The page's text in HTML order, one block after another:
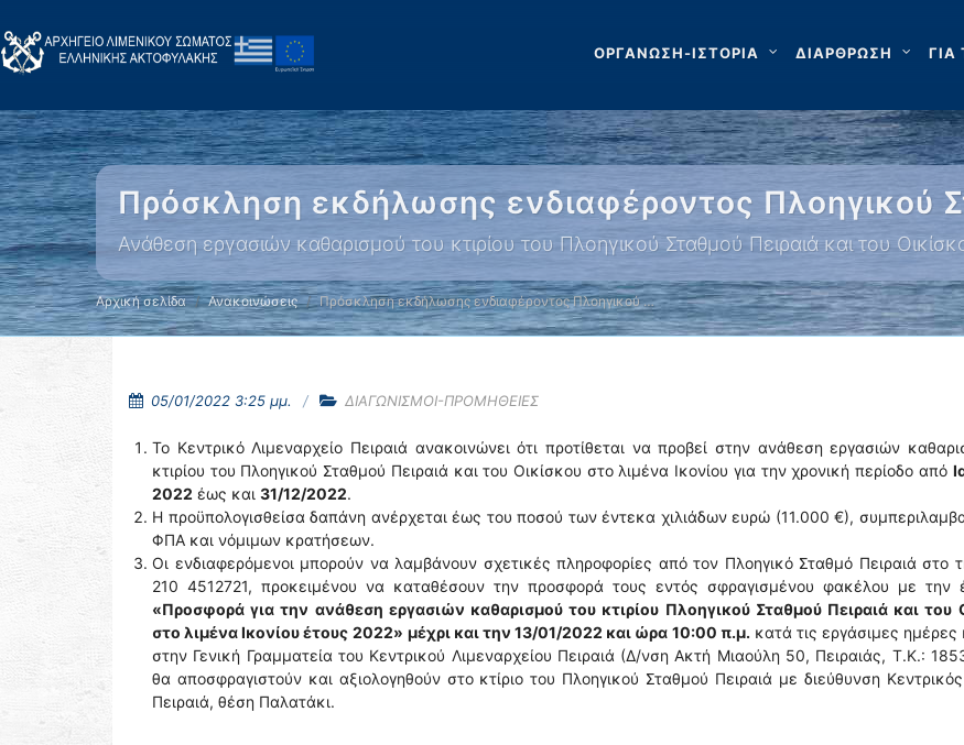
ΟΡΓΑΝΩΣΗ-ΙΣΤΟΡΙΑ ΔΙΑΡΘΡΩΣΗ ΓΙΑ
Πρόσκληση εκδήλωσης ενδιαφέροντος Πλοηγικού
Ανάθεση εργασιών καθαρισμού του κτιρίου του Πλοηγικού Σταθμού Πειραιά και του
Αρχική σελίδα Ανακοινώσεις Πρόσκληση εκδήλωσης ενδιαφέροντος Πλοηγικού …
05/01/2022 3:25 μμ. ΔΙΑΓΩΝΙΣΜΟΙ-ΠΡΟΜΗΘΕΙΕΣ
Το Κεντρικό Λιμεναρχείο Πειραιά ανακοινώνει ότι προτίθεται να προβεί στην ανάθεση εργασιών
κτιρίου του Πλοηγικού Σταθμού Πειραιά και του Οικίσκου στο λιμένα Ικονίου για την χρονική περίοδο από
2022 έως και 31/12/2022.
Η προϋπολογισθείσα δαπάνη ανέρχεται έως του ποσού των έντεκα χιλιάδων ευρώ (11.000 €),
ΦΠΑ και νόμιμων κρατήσεων.
Οι ενδιαφερόμενοι μπορούν να λαμβάνουν σχετικές πληροφορίες από τον Πλοηγικό Σταθμό Πειραιά στο
210 4512721, προκειμένου να καταθέσουν την προσφορά τους εντός σφραγισμένου φακέλου με την
«Προσφορά για την ανάθεση εργασιών καθαρισμού του κτιρίου Πλοηγικού Σταθμού Πειραιά και του
στο λιμένα Ικονίου έτους 2022» μέχρι και την 13/01/2022 και ώρα 10:00 π.μ. κατά τις εργάσιμες ημέρες
στην Γενική Γραμματεία του Κεντρικού Λιμεναρχείου Πειραιά (Δ/νση Ακτή Μιαούλη 50, Πειραιάς, Τ.Κ.:
θα αποσφραγιστούν και αξιολογηθούν στο κτίριο του Πλοηγικού Σταθμού Πειραιά με διεύθυνση
Πειραιά, θέση Παλατάκι.